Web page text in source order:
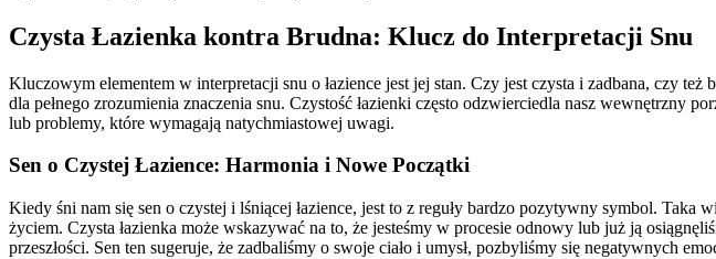
Czysta Łazienka kontra Brudna: Klucz do Interpretacji Snu
Kluczowym elementem w interpretacji snu o łazience jest jej stan. Czy jest czysta i zadbana, czy
dla pełnego zrozumienia znaczenia snu. Czystość łazienki często odzwierciedla nasz wewnętrzny
lub problemy, które wymagają natychmiastowej uwagi.
Sen o Czystej Łazience: Harmonia i Nowe Początki
Kiedy śni nam się sen o czystej i lśniącej łazience, jest to z reguły bardzo pozytywny symbol.
życiem. Czysta łazienka może wskazywać na to, że jesteśmy w procesie odnowy lub już ją
przeszłości. Sen ten sugeruje, że zadbaliśmy o swoje ciało i umysł, pozbyliśmy się negatywnych